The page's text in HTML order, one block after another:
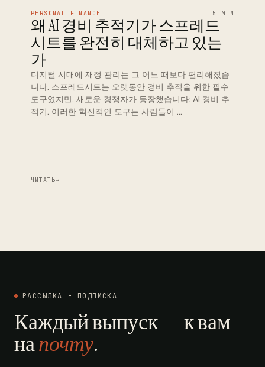
PERSONAL FINANCE 5 MIN
왜 AI 경비 추적기가 스프레드
시트를 완전히 대체하고 있는
가
디지털 시대에 재정 관리는 그 어느 때보다 편리해졌습
니다. 스프레드시트는 오랫동안 경비 추적을 위한 필수
도구였지만, 새로운 경쟁자가 등장했습니다: AI 경비 추
적기. 이러한 혁신적인 도구는 사람들이 …
ЧИТАТЬ→
РАССЫЛКА - ПОДПИСКА
Каждый выпуск -- к вам
напочту.